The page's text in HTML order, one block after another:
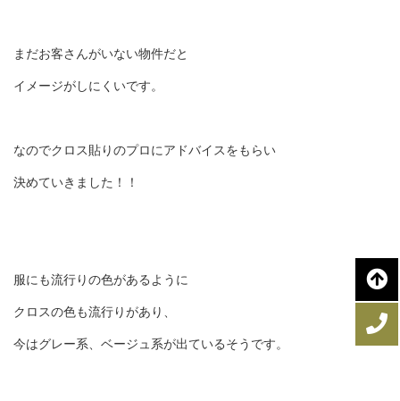
まだお客さんがいない物件だと
イメージがしにくいです。
なのでクロス貼りのプロにアドバイスをもらい
決めていきました！！
服にも流行りの色があるように
クロスの色も流行りがあり、
今はグレー系、ベージュ系が出ているそうです。